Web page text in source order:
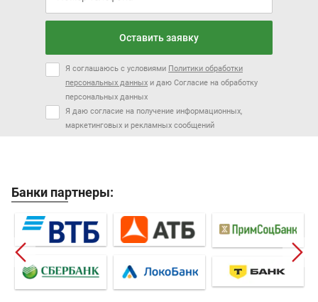
Оставить заявку
Я соглашаюсь с условиями Политики обработки
персональных данных и даю Согласие на обработку
персональных данных
Я даю согласие на получение информационных,
маркетинговых и рекламных сообщений
Банки партнеры: